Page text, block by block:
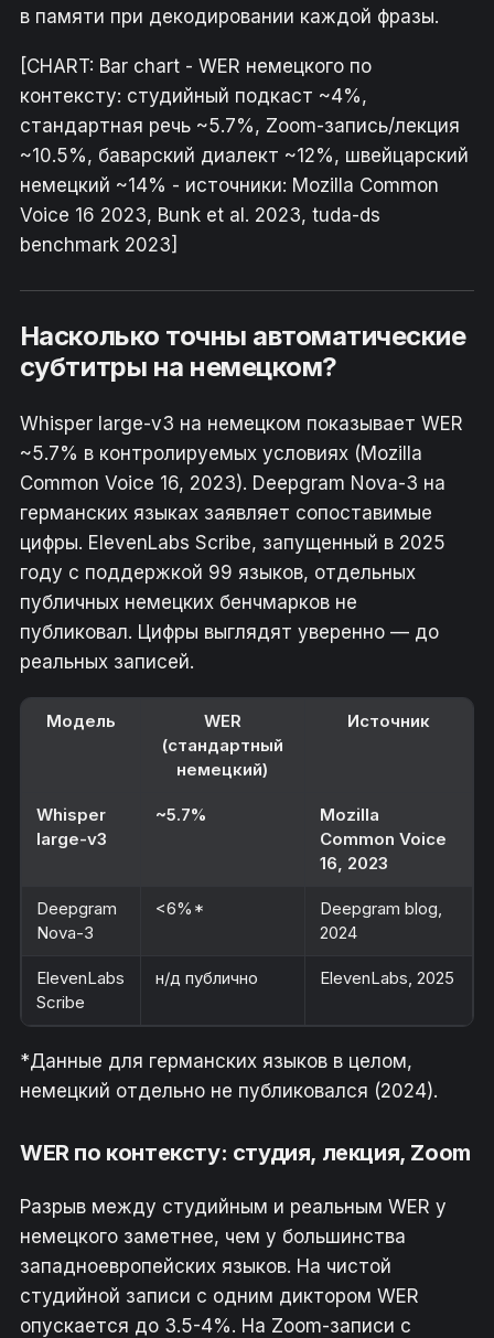
в памяти при декодировании каждой фразы.
[CHART: Bar chart - WER немецкого по
контексту: студийный подкаст ~4%,
стандартная речь ~5.7%, Zoom-запись/лекция
~10.5%, баварский диалект ~12%, швейцарский
немецкий ~14% - источники: Mozilla Common
Voice 16 2023, Bunk et al. 2023, tuda-ds
benchmark 2023]
Насколько точны автоматические
субтитры на немецком?
Whisper large-v3 на немецком показывает WER
~5.7% в контролируемых условиях (Mozilla
Common Voice 16, 2023). Deepgram Nova-3 на
германских языках заявляет сопоставимые
цифры. ElevenLabs Scribe, запущенный в 2025
году с поддержкой 99 языков, отдельных
публичных немецких бенчмарков не
публиковал. Цифры выглядят уверенно — до
реальных записей.
Модель
WER
(стандартный
немецкий)
Источник
Whisper
large-v3
~5.7%
Mozilla
Common Voice
16, 2023
Deepgram
Nova-3
<6%*
Deepgram blog,
2024
ElevenLabs
Scribe
н/д публично ElevenLabs, 2025
*Данные для германских языков в целом,
немецкий отдельно не публиковался (2024).
WER по контексту: студия, лекция, Zoom
Разрыв между студийным и реальным WER у
немецкого заметнее, чем у большинства
западноевропейских языков. На чистой
студийной записи с одним диктором WER
опускается до 3.5-4%. На Zoom-записи с